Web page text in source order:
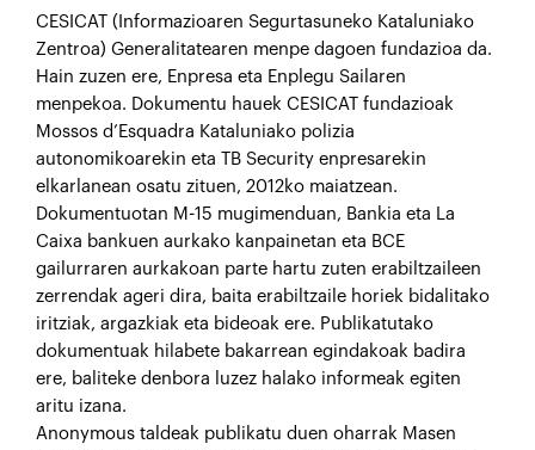
CESICAT (Informazioaren Segurtasuneko Kataluniako
Zentroa) Generalitatearen menpe dagoen fundazioa da.
Hain zuzen ere, Enpresa eta Enplegu Sailaren
menpekoa. Dokumentu hauek CESICAT fundazioak
Mossos d’Esquadra Kataluniako polizia
autonomikoarekin eta TB Security enpresarekin
elkarlanean osatu zituen, 2012ko maiatzean.
Dokumentuotan M-15 mugimenduan, Bankia eta La
Caixa bankuen aurkako kanpainetan eta BCE
gailurraren aurkakoan parte hartu zuten erabiltzaileen
zerrendak ageri dira, baita erabiltzaile horiek bidalitako
iritziak, argazkiak eta bideoak ere. Publikatutako
dokumentuak hilabete bakarrean egindakoak badira
ere, baliteke denbora luzez halako informeak egiten
aritu izana.
Anonymous taldeak publikatu duen oharrak Masen